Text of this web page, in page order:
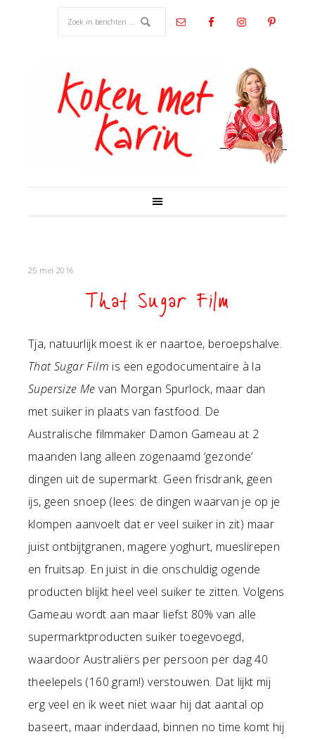
25 mei 2016
That Sugar Film
Tja, natuurlijk moest ik er naartoe, beroepshalve.
That Sugar Film is een egodocumentaire à la
Supersize Me van Morgan Spurlock, maar dan
met suiker in plaats van fastfood. De
Australische filmmaker Damon Gameau at 2
maanden lang alleen zogenaamd ‘gezonde’
dingen uit de supermarkt. Geen frisdrank, geen
ijs, geen snoep (lees: de dingen waarvan je op je
klompen aanvoelt dat er veel suiker in zit) maar
juist ontbijtgranen, magere yoghurt, mueslirepen
en fruitsap. En juist in die onschuldig ogende
producten blijkt heel veel suiker te zitten. Volgens
Gameau wordt aan maar liefst 80% van alle
supermarktproducten suiker toegevoegd,
waardoor Australiërs per persoon per dag 40
theelepels (160 gram!) verstouwen. Dat lijkt mij
erg veel en ik weet niet waar hij dat aantal op
baseert, maar inderdaad, binnen no time komt hij